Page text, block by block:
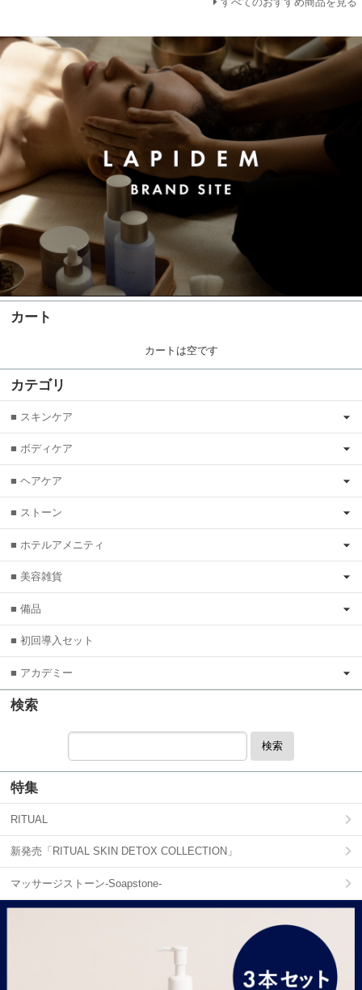
カート
カートは空です
カテゴリ
■ スキンケア
■ ボディケア
■ ヘアケア
■ ストーン
■ ホテルアメニティ
■ 美容雑貨
■ 備品
■ 初回導入セット
■ アカデミー
検索
検索
特集
RITUAL
新発売「RITUAL SKIN DETOX COLLECTION」
マッサージストーン-Soapstone-